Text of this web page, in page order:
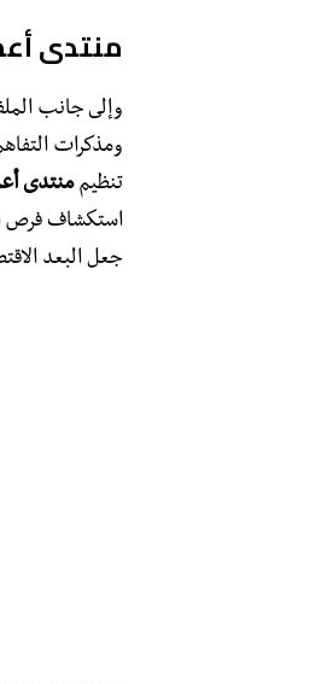
منتدى
​وإلى جانب
ومذكرات
تنظيممنتدى
استكشاف فرص
جعل البعد